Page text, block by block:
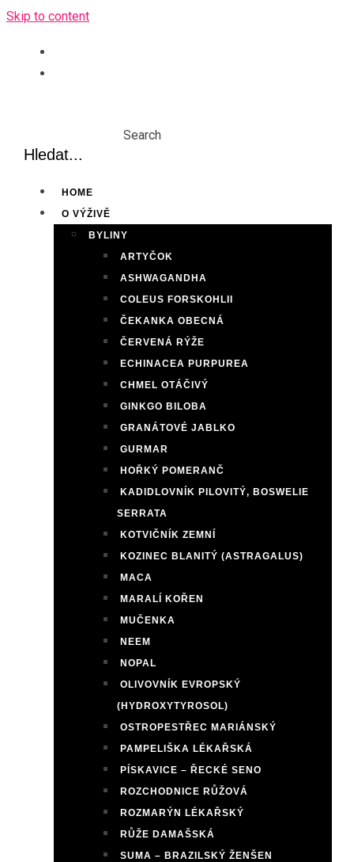
Skip to content
Search
HOME
O VÝŽIVĚ
BYLINY
ARTYČOK
ASHWAGANDHA
COLEUS FORSKOHLII
ČEKANKA OBECNÁ
ČERVENÁ RÝŽE
ECHINACEA PURPUREA
CHMEL OTÁČIVÝ
GINKGO BILOBA
GRANÁTOVÉ JABLKO
GURMAR
HOŘKÝ POMERANČ
KADIDLOVNÍK PILOVITÝ, BOSWELIE
SERRATA
KOTVIČNÍK ZEMNÍ
KOZINEC BLANITÝ (ASTRAGALUS)
MACA
MARALÍ KOŘEN
MUČENKA
NEEM
NOPAL
OLIVOVNÍK EVROPSKÝ
(HYDROXYTYROSOL)
OSTROPESTŘEC MARIÁNSKÝ
PAMPELIŠKA LÉKAŘSKÁ
PÍSKAVICE – ŘECKÉ SENO
ROZCHODNICE RŮŽOVÁ
ROZMARÝN LÉKAŘSKÝ
RŮŽE DAMAŠSKÁ
SUMA – BRAZILSKÝ ŽENŠEN